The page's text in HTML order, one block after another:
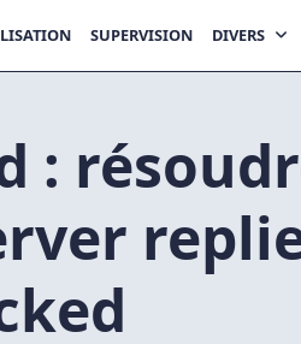
SUPERVISION DIVERS
: